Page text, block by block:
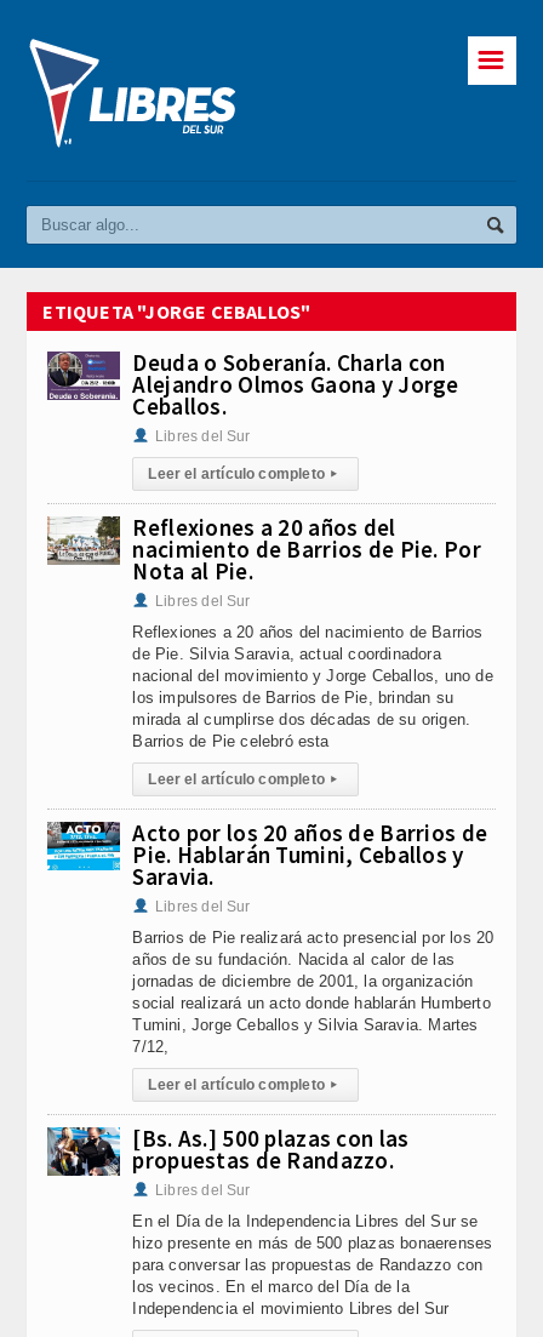
☰
ETIQUETA "JORGE CEBALLOS"
Deuda o Soberanía. Charla con
Alejandro Olmos Gaona y Jorge
Ceballos.
Libres del Sur
Leer el artículo completo ▸
Reflexiones a 20 años del
nacimiento de Barrios de Pie. Por
Nota al Pie.
Libres del Sur
Reflexiones a 20 años del nacimiento de Barrios
de Pie. Silvia Saravia, actual coordinadora
nacional del movimiento y Jorge Ceballos, uno de
los impulsores de Barrios de Pie, brindan su
mirada al cumplirse dos décadas de su origen.
Barrios de Pie celebró esta
Leer el artículo completo ▸
Acto por los 20 años de Barrios de
Pie. Hablarán Tumini, Ceballos y
Saravia.
Libres del Sur
Barrios de Pie realizará acto presencial por los 20
años de su fundación. Nacida al calor de las
jornadas de diciembre de 2001, la organización
social realizará un acto donde hablarán Humberto
Tumini, Jorge Ceballos y Silvia Saravia. Martes
7/12,
Leer el artículo completo ▸
[Bs. As.] 500 plazas con las
propuestas de Randazzo.
Libres del Sur
En el Día de la Independencia Libres del Sur se
hizo presente en más de 500 plazas bonaerenses
para conversar las propuestas de Randazzo con
los vecinos. En el marco del Día de la
Independencia el movimiento Libres del Sur